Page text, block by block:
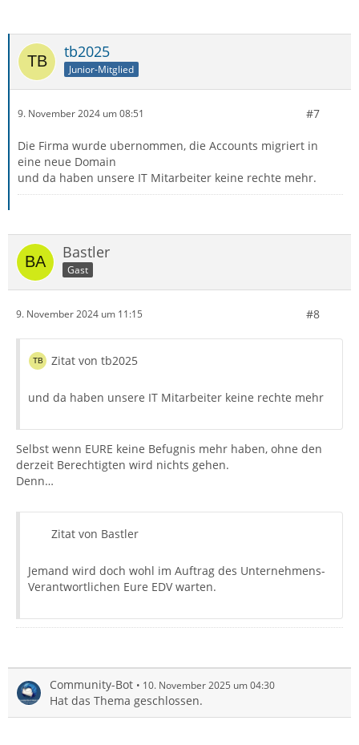
tb2025
Junior-Mitglied
9. November 2024 um 08:51 #7
Die Firma wurde ubernommen, die Accounts migriert in
eine neue Domain
und da haben unsere IT Mitarbeiter keine rechte mehr.
Bastler
Gast
9. November 2024 um 11:15 #8
Zitat von tb2025
und da haben unsere IT Mitarbeiter keine rechte mehr
Selbst wenn EURE keine Befugnis mehr haben, ohne den
derzeit Berechtigten wird nichts gehen.
Denn…
Zitat von Bastler
Jemand wird doch wohl im Auftrag des Unternehmens-
Verantwortlichen Eure EDV warten.
Community-Bot 10. November 2025 um 04:30
Hat das Thema geschlossen.